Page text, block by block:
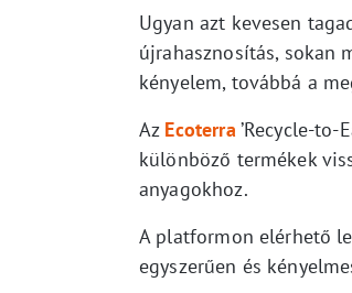
Ugyan azt kevesen
újrahasznosítás, sokan
kényelem, továbbá a
Az Ecoterra ’Recycle-
különböző termékek
anyagokhoz.
A platformon elérhető
egyszerűen és